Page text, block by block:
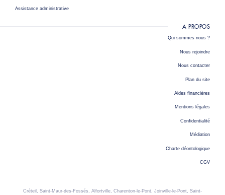
Assistance administrative
A PROPOS
Qui sommes nous ?
Nous rejoindre
Nous contacter
Plan du site
Aides financières
Mentions légales
Confidentialité
Médiation
Charte déontologique
CGV
Créteil, Saint-Maur-des-Fossés, Alfortville, Charenton-le-Pont, Joinville-le-Pont, Saint-